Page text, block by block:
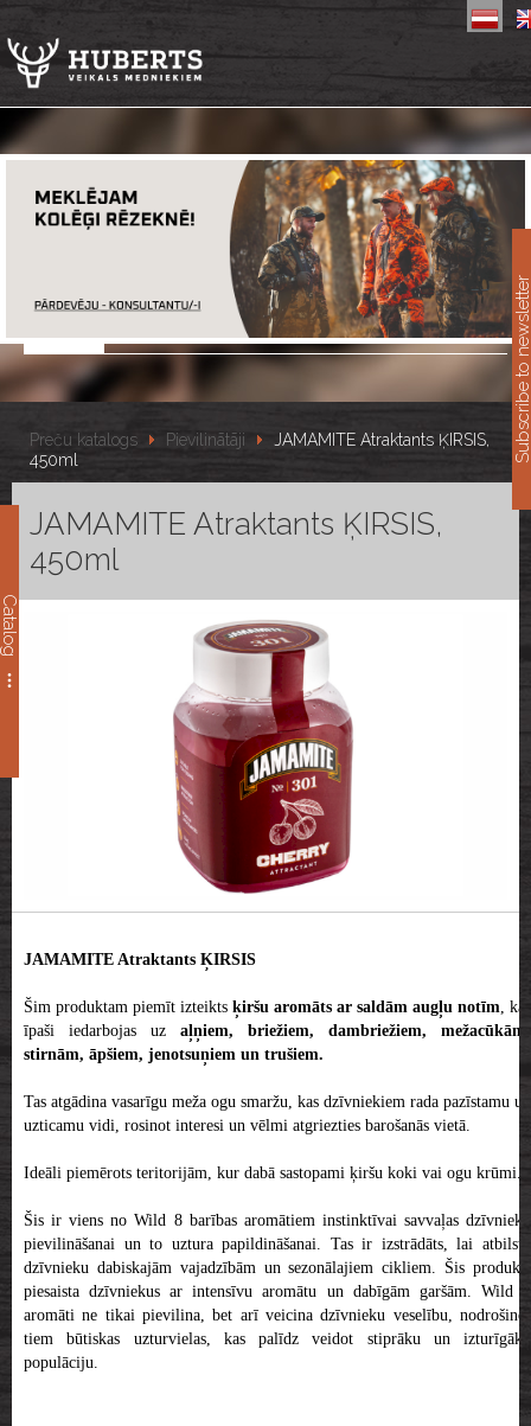
Catalog
Preču katalogs Pievilinātāji
JAMAMITE Atraktants ĶIRSIS,
450ml
JAMAMITE Atraktants ĶIRSIS,
450ml
JAMAMITE Atraktants ĶIRSIS
Šim produktam piemīt izteikts ķiršu aromāts ar saldām augļu notīm, kas
īpaši iedarbojas uz aļņiem, briežiem, dambriežiem,
mežacūkām,
stirnām, āpšiem, jenotsuņiem un trušiem.
Tas atgādina vasarīgu meža ogu smaržu, kas dzīvniekiem rada pazīstamu un
uzticamu vidi, rosinot interesi un vēlmi atgriezties barošanās vietā.
Ideāli piemērots teritorijām, kur dabā sastopami ķiršu koki vai ogu krūmi.
Šis ir viens no Wild 8 barības aromātiem instinktīvai savvaļas dzīvnieku
pievilināšanai un to uztura papildināšanai. Tas ir izstrādāts, lai atbilstu
dzīvnieku dabiskajām vajadzībām un sezonālajiem cikliem. Šis produkts
piesaista dzīvniekus ar intensīvu aromātu un dabīgām garšām. Wild 8
aromāti ne tikai pievilina, bet arī veicina dzīvnieku veselību, nodrošinot
tiem būtiskas uzturvielas, kas palīdz veidot stiprāku un izturīgāku
populāciju.
Subscribe